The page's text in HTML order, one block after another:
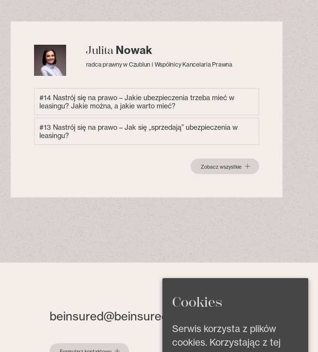
Julita Nowak
radca prawny w Czublun i Wspólnicy Kancelaria Prawna
#14 Nastrój się na prawo – Jakie ubezpieczenia trzeba mieć w
leasingu? Jakie można, a jakie warto mieć?
#13 Nastrój się na prawo – Jak się „sprzedają” ubezpieczenia w
leasingu?
Zobacz wszystkie
beinsured@beinsured.pl
Cookies
Serwis korzysta z plików
cookies. Korzystając z tej